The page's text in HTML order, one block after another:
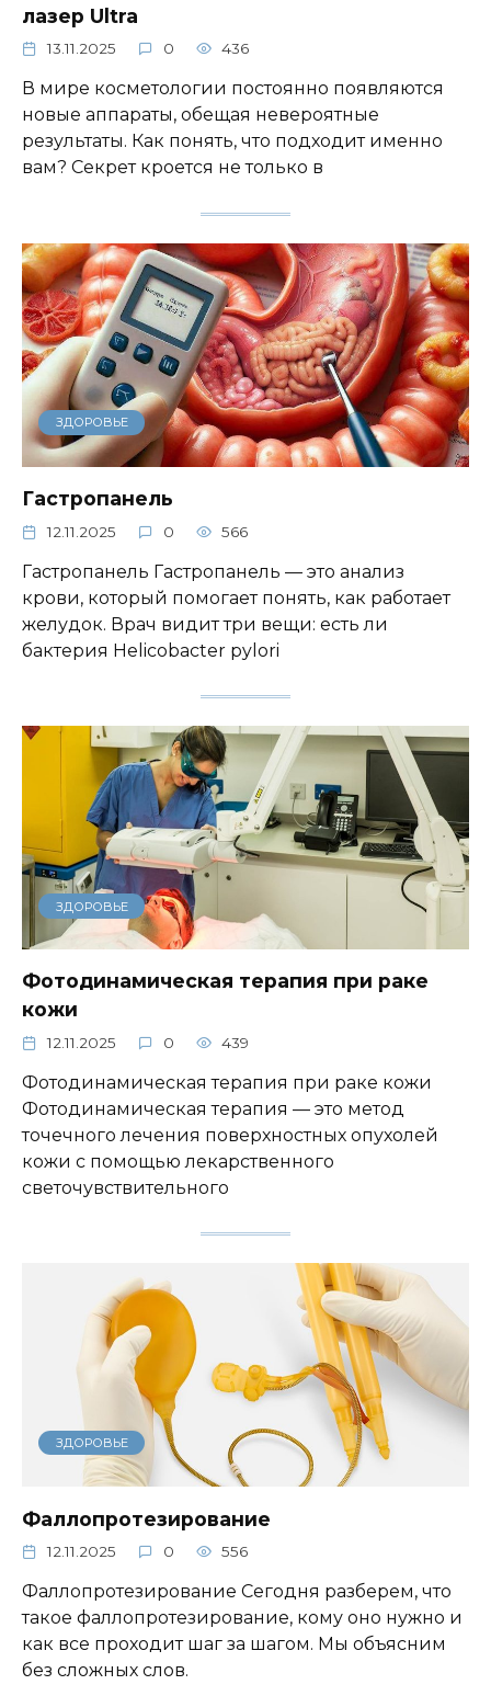
лазер Ultra
13.11.2025 0 436
В мире косметологии постоянно появляются
новые аппараты, обещая невероятные
результаты. Как понять, что подходит именно
вам? Секрет кроется не только в
ЗДОРОВЬЕ
Гастропанель
12.11.2025 0 566
Гастропанель Гастропанель — это анализ
крови, который помогает понять, как работает
желудок. Врач видит три вещи: есть ли
бактерия Helicobacter pylori
ЗДОРОВЬЕ
Фотодинамическая терапия при раке
кожи
12.11.2025 0 439
Фотодинамическая терапия при раке кожи
Фотодинамическая терапия — это метод
точечного лечения поверхностных опухолей
кожи с помощью лекарственного
светочувствительного
ЗДОРОВЬЕ
Фаллопротезирование
12.11.2025 0 556
Фаллопротезирование Сегодня разберем, что
такое фаллопротезирование, кому оно нужно и
как все проходит шаг за шагом. Мы объясним
без сложных слов.